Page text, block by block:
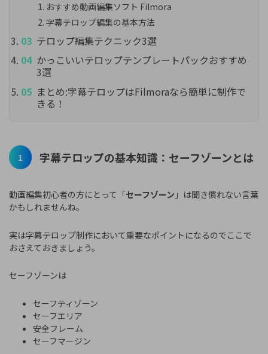
おすすめ動画編集ソフト Filmora
字幕テロップ編集の基本方法
テロップ編集テクニック3選
かっこいいテロップテンプレートパックおすすめ
3選
まとめ:字幕テロップはFilmoraなら簡単に制作で
きる！
1 字幕テロップの基本知識：セーフゾーンとは
動画編集初心者の方にとって「セーフゾーン 」は聞き慣れない言葉
かもしれませんね。
実は字幕テロップ制作において重要なポイントになるのでここで
おさえておきましょう。
セーフゾーンは
セーフティゾーン
セーフエリア
安全フレーム
セーフマージン